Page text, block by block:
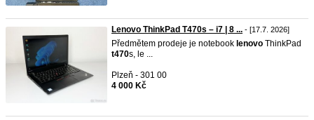
Lenovo ThinkPad T470s – i7 | 8 ... - [17.7. 2026]
Předmětem prodeje je notebook lenovo ThinkPad
t470s, le ...
Plzeň - 301 00
4 000 Kč